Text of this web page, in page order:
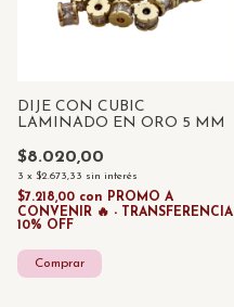
DIJE CON CUBIC
LAMINADO EN ORO 5 MM
$8.020,00
3 x $2.673,33 sin interés
$7.218,00 con PROMO A
CONVENIR 🔥 - TRANSFERENCIA
10% OFF